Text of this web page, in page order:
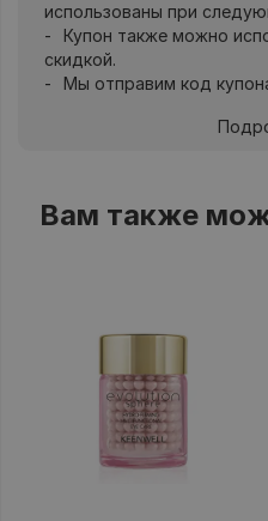
использованы при
Купон также можно
скидкой.
Мы отправим код
Вам также